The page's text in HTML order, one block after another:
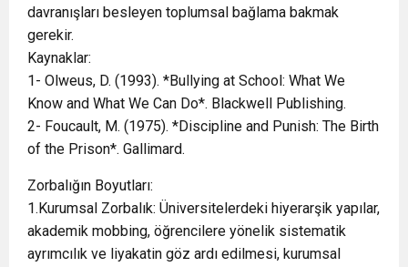
davranışları besleyen toplumsal bağlama bakmak
gerekir.
Kaynaklar:
1- Olweus, D. (1993). *Bullying at School: What We
Know and What We Can Do*. Blackwell Publishing.
2- Foucault, M. (1975). *Discipline and Punish: The Birth
of the Prison*. Gallimard.
Zorbalığın Boyutları:
1.Kurumsal Zorbalık: Üniversitelerdeki hiyerarşik yapılar,
akademik mobbing, öğrencilere yönelik sistematik
ayrımcılık ve liyakatin göz ardı edilmesi, kurumsal